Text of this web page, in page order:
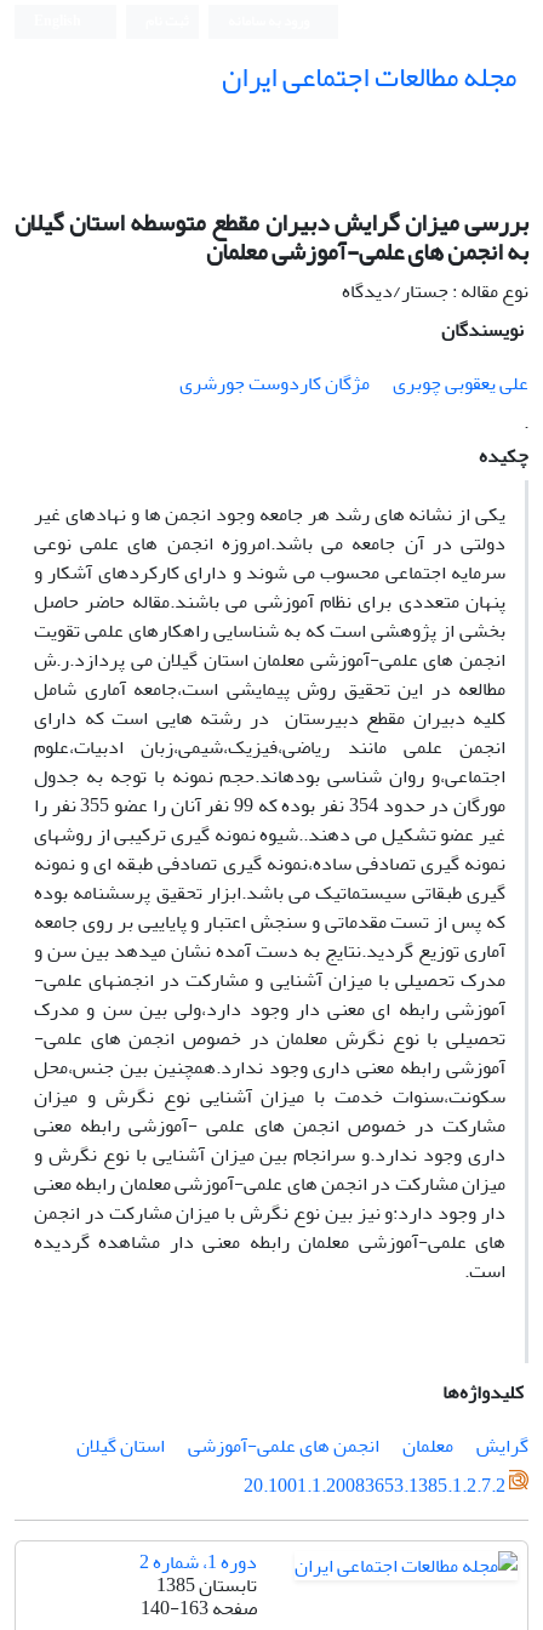
مجله مطالعات اجتماعی ایران
بررسی میزان گرایش دبیران مقطع متوسطه استان گیلان
به انجمن های علمی-آموزشی معلمان
نوع مقاله : جستار/دیدگاه
نویسندگان
علی یعقوبی چوبری
مژگان کاردوست جورشری
.
چکیده
یکی از نشانه های رشد هر جامعه وجود انجمن ها و نهادهای غیر
دولتی در آن جامعه می باشد.امروزه انجمن های علمی نوعی
سرمایه اجتماعی محسوب می شوند و دارای کارکردهای آشکار و
پنهان متعددی برای نظام آموزشی می باشند.مقاله حاضر حاصل
بخشی از پژوهشی است که به شناسایی راهکارهای علمی تقویت
انجمن های علمی-آموزشی معلمان استان گیلان می پردازد.ر.ش
مطالعه در این تحقیق روش پیمایشی است،جامعه آماری شامل
کلیه دبیران مقطع دبیرستان در رشته هایی است که دارای
انجمن علمی مانند ریاضی،فیزیک،شیمی،زبان ادبیات،علوم
اجتماعی،و روان شناسی بودهاند.حجم نمونه با توجه به جدول
مورگان در حدود 354 نفر بوده که 99 نفر آنان را عضو 355 نفر را
غیر عضو تشکیل می دهند..شیوه نمونه گیری ترکیبی از روشهای
نمونه گیری تصادفی ساده،نمونه گیری تصادفی طبقه ای و نمونه
گیری طبقاتی سیستماتیک می باشد.ابزار تحقیق پرسشنامه بوده
که پس از تست مقدماتی و سنجش اعتبار و پایاییی بر روی جامعه
آماری توزیع گردید.نتایج به دست آمده نشان میدهد بین سن و
مدرک تحصیلی با میزان آشنایی و مشارکت در انجمنهای علمی-
آموزشی رابطه ای معنی دار وجود دارد،ولی بین سن و مدرک
تحصیلی با نوع نگرش معلمان در خصوص انجمن های علمی-
آموزشی رابطه معنی داری وجود ندارد.همچنین بین جنس،محل
سکونت،سنوات خدمت با میزان آشنایی نوع نگرش و میزان
مشارکت در خصوص انجمن های علمی -آموزشی رابطه معنی
داری وجود ندارد.و سرانجام بین میزان آشنایی با نوع نگرش و
میزان مشارکت در انجمن های علمی-آموزشی معلمان رابطه معنی
دار وجود دارد:و نیز بین نوع نگرش با میزان مشارکت در انجمن
های علمی-آموزشی معلمان رابطه معنی دار مشاهده گردیده
است.
کلیدواژه‌ها
گرایش
معلمان انجمن های علمی-آموزشی
استان گیلان
20.1001.1.20083653.1385.1.2.7.2
دوره 1، شماره 2
تابستان 1385
صفحه140-163